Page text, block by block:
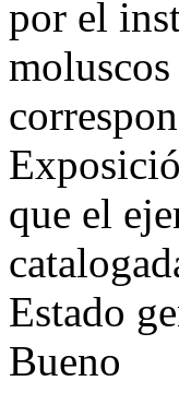
por el
que el
Estado
Bueno